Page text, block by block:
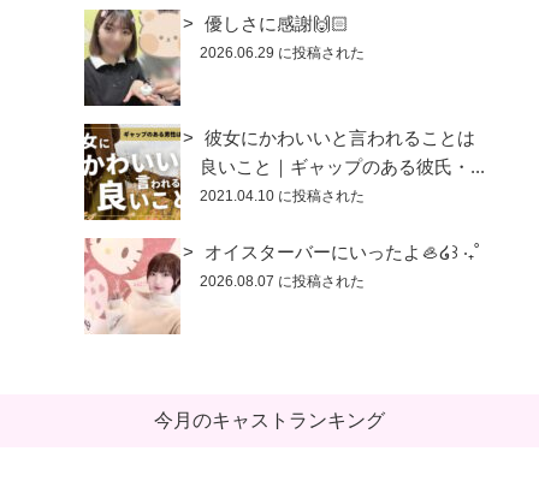
優しさに感謝🙌🏻
2026.06.29 に投稿された
彼女にかわいいと言われることは
良いこと｜ギャップのある彼氏・...
2021.04.10 に投稿された
オイスターバーにいったよ🦪໒꒱ ‧₊˚
2026.08.07 に投稿された
今月のキャストランキング